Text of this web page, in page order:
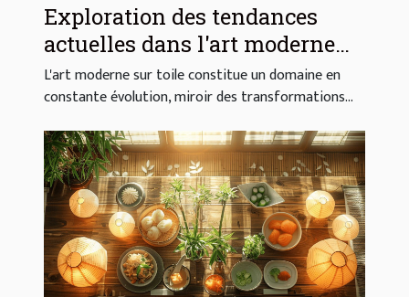
Exploration des tendances
actuelles dans l'art moderne
sur toile
L'art moderne sur toile constitue un domaine en
constante évolution, miroir des transformations...